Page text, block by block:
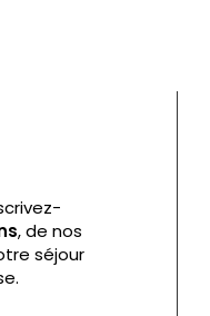
, de nos
séjour